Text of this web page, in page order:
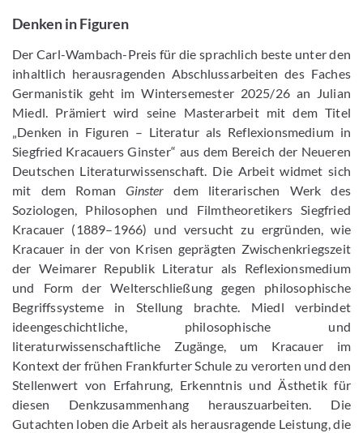
Denken in Figuren
Der Carl-Wambach-Preis für die sprachlich beste unter den
inhaltlich herausragenden Abschlussarbeiten des Faches
Germanistik geht im Wintersemester 2025/26 an Julian
Miedl. Prämiert wird seine Masterarbeit mit dem Titel
„Denken in Figuren – Literatur als Reflexionsmedium in
Siegfried Kracauers Ginster“ aus dem Bereich der Neueren
Deutschen Literaturwissenschaft. Die Arbeit widmet sich
mit dem RomanGinster dem literarischen Werk des
Soziologen, Philosophen und Filmtheoretikers Siegfried
Kracauer (1889–1966) und versucht zu ergründen, wie
Kracauer in der von Krisen geprägten Zwischenkriegszeit
der Weimarer Republik Literatur als Reflexionsmedium
und Form der Welterschließung gegen philosophische
Begriffssysteme in Stellung brachte. Miedl verbindet
ideengeschichtliche, philosophische und
literaturwissenschaftliche Zugänge, um Kracauer im
Kontext der frühen Frankfurter Schule zu verorten und den
Stellenwert von Erfahrung, Erkenntnis und Ästhetik für
diesen Denkzusammenhang herauszuarbeiten. Die
Gutachten loben die Arbeit als herausragende Leistung, die